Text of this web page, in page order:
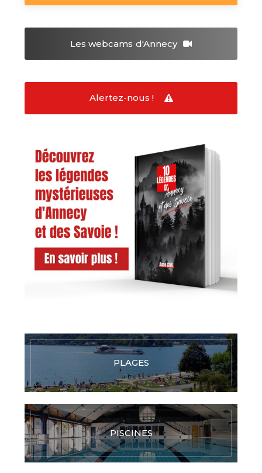
Les webcams d'Annecy
Alertez-nous !
PLAGES
PISCINES